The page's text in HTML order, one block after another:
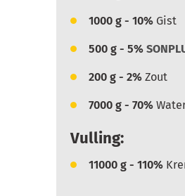
1000 g - 10% Gist
500 g - 5%
200 g - 2% Zout
7000 g - 70%
Vulling:
11000 g - 110%